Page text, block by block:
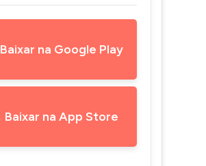
Baixar na Google Play
Baixar na App Store